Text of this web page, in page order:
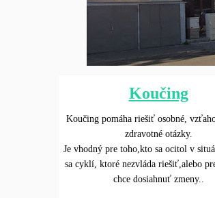
Koučing
Koučing pomáha riešiť osobné,
zdravotné otázky.
Je vhodný pre toho,kto sa ocitol v
sa cyklí, ktoré nezvláda riešiť,alebo
chce dosiahnuť zmeny..